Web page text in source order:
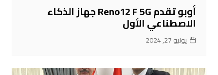
أوبو تقدم Reno12 F 5G جهاز الذكاء
الاصطناعي الأول
يوليو 27, 2024